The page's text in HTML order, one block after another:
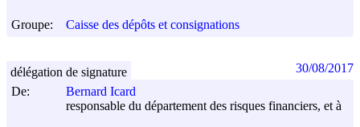
Groupe: Caisse des dépôts et consignations
De:
Bernard Icard
responsable du département des risques financiers, et à
délégation de signature 30/08/2017